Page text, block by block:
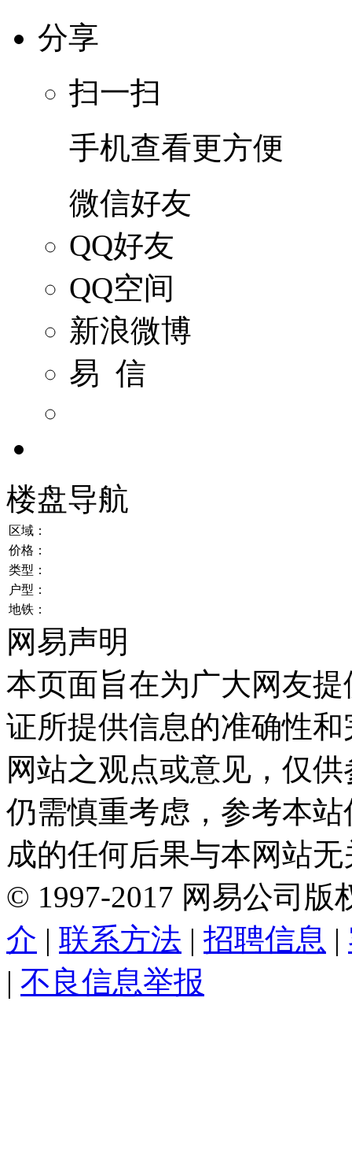
分享
扫一扫
手机查看更方便
微信好友
QQ好友
QQ空间
新浪微博
易 信
楼盘导航
区域：
价格：
类型：
户型：
地铁：
网易声明
本页面旨在为广大网友
证所提供信息的准确性
网站之观点或意见，仅
仍需慎重考虑，参考本
成的任何后果与本网站
© 1997-2017 网易公司版
介 | 联系方法 | 招聘信息 |
| 不良信息举报